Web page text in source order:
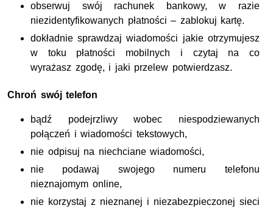
obserwuj swój rachunek bankowy, w razie
niezidentyfikowanych płatności – zablokuj kartę.
dokładnie sprawdzaj wiadomości jakie otrzymujesz
w toku płatności mobilnych i czytaj na co
wyrażasz zgodę, i jaki przelew potwierdzasz.
Chroń swój telefon
bądź podejrzliwy wobec niespodziewanych
połączeń i wiadomości tekstowych,
nie odpisuj na niechciane wiadomości,
nie podawaj swojego numeru telefonu
nieznajomym online,
nie korzystaj z nieznanej i niezabezpieczonej sieci